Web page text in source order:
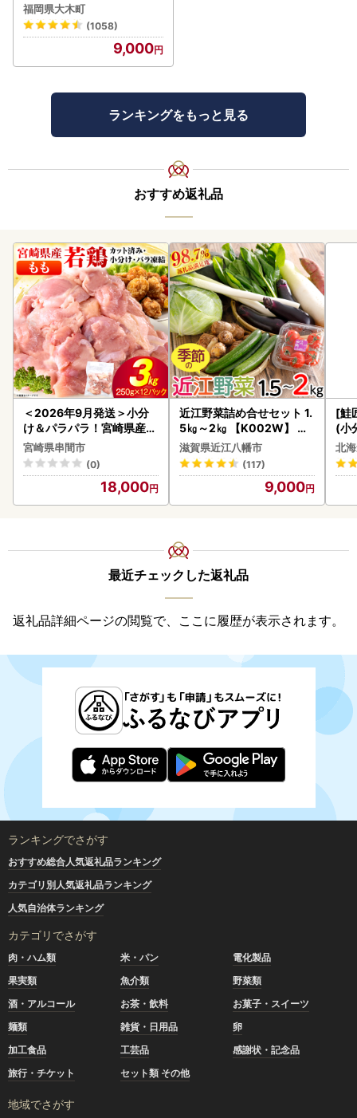
4月に順次出荷予定】いち
ご CB223
福岡県大木町
(1058)
9,000
ランキングをもっと見る
おすすめ返礼品
＜2026年9月発送＞小分
け＆パラパラ！宮崎県産鶏
ももカット合計3kg_K043
-009-2609
宮崎県串間市
(0)
18,000
近江野菜詰め合せセット 1.
5㎏～2㎏ 【K002W】 野
菜 旬 新鮮
滋賀県近江八幡市
(117)
9,000
[鮭
(小
5
北
最近チェックした返礼品
返礼品詳細ページの閲覧で、ここに履歴が表示されます。
ランキングでさがす
おすすめ総合人気返礼品ランキング
カテゴリ別人気返礼品ランキング
人気自治体ランキング
カテゴリでさがす
肉・ハム類 米・パン
電化製品
果実類
魚介類
野菜類
酒・アルコール
お茶・飲料
お菓子・スイーツ
麺類
雑貨・日用品
卵
加工食品
工芸品
感謝状・記念品
旅行・チケット
セット類 その他
地域でさがす